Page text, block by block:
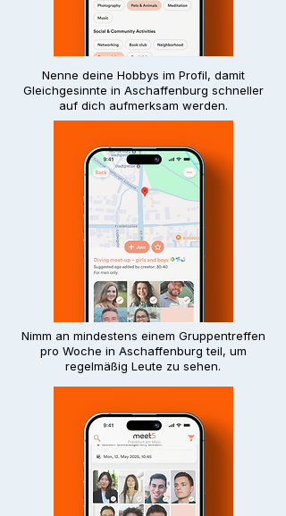
Nenne deine Hobbys im Profil, damit
Gleichgesinnte in Aschaffenburg schneller
auf dich aufmerksam werden.
Nimm an mindestens einem Gruppentreffen
pro Woche in Aschaffenburg teil, um
regelmäßig Leute zu sehen.